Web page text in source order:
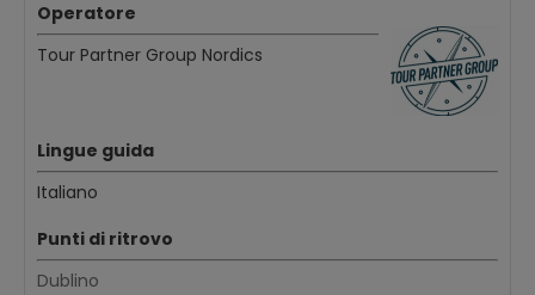
Operatore
Tour Partner Group Nordics
Lingue guida
Italiano
Punti di ritrovo
Dublino